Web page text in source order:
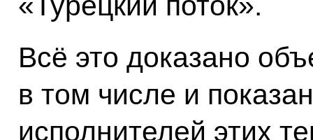
Всё это доказано
в том числе и
исполнителей этих